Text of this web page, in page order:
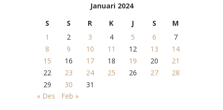
Januari 2024
S
S R K J S
M
1
2 3 4 5 6
7
8
9 10 11 12 13
14
15
16 17 18 19 20
21
22
23 24 25 26 27
28
29
30
31
« Des
Feb »